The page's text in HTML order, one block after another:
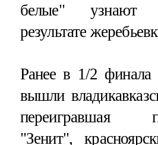
белые" узнают
результате
Ранее в 1/2 финала
вышли
переигравшая
"Зенит",